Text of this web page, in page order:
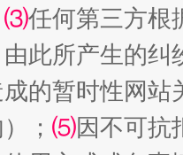
⑶任何第三方根
此所产生的纠
的暂时性网
； ⑸因不可抗